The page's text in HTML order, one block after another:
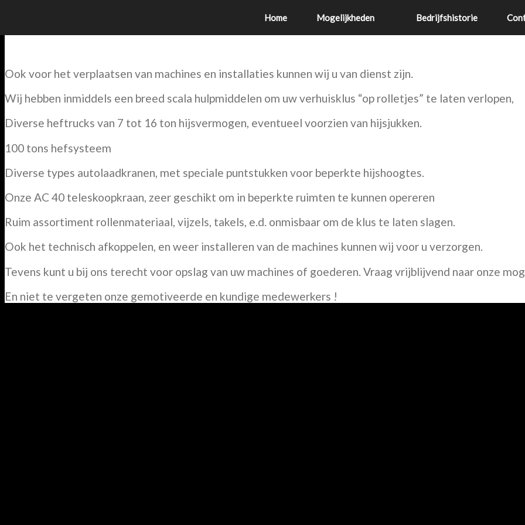
Home Mogelijkheden Bedrijfshistorie
Ook voor het verplaatsen van machines en installaties kunnen wij u van dienst zijn.
Wij hebben inmiddels een breed scala hulpmiddelen om uw verhuisklus “op rolletjes” te laten verlopen,
Diverse heftrucks van 7 tot 16 ton hijsvermogen, eventueel voorzien van hijsjukken.
100 tons hefsysteem
Diverse types autolaadkranen, met speciale puntstukken voor beperkte hijshoogtes.
Onze AC 40 teleskoopkraan, zeer geschikt om in beperkte ruimten te kunnen opereren
Ruim assortiment rollenmateriaal, vijzels, takels, e.d. onmisbaar om de klus te laten slagen.
Ook het technisch afkoppelen, en weer installeren van de machines kunnen wij voor u verzorgen.
Tevens kunt u bij ons terecht voor opslag van uw machines of goederen. Vraag vrijblijvend naar onze
En niet te vergeten onze gemotiveerde en kundige medewerkers !